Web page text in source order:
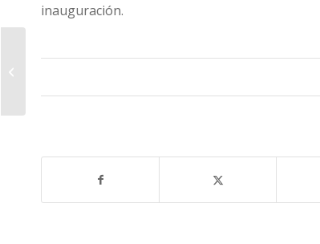
inauguración.
una nueva escaler...